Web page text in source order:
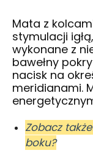
Mata z
stymulacji
wykonane z
bawełny
nacisk na
meridianami.
Zobacz
boku?